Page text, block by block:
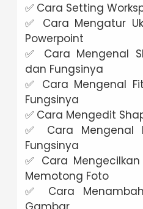
✅ Cara Setting
✅ Cara Mengatur
Powerpoint
✅ Cara Mengenal
dan Fungsinya
✅ Cara Mengenal
Fungsinya
✅ Cara Mengedit
✅ Cara Mengenal
Fungsinya
✅ Cara
Memotong Foto
✅ Cara